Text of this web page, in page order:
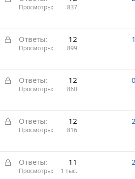
р
ы
Просмотры 837
З
р
ы
Ответы 12
Просмотры 899
З
р
ы
Ответы 12
Просмотры 860
З
р
ы
Ответы 12
Просмотры 816
З
Ответы 11
Просмотры 1 тыс.